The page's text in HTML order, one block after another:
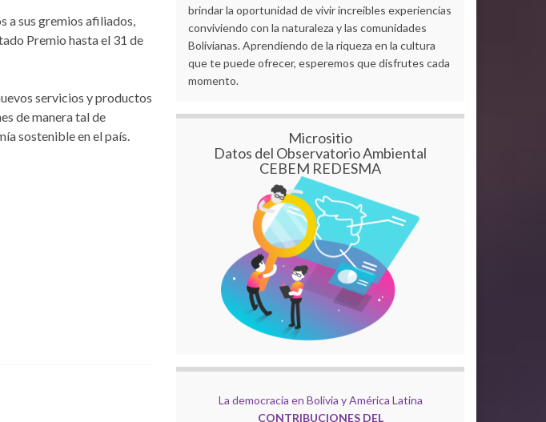
a sus gremios afiliados,
Premio hasta el 31 de
servicios y productos
de manera tal de
sostenible en el país.
brindar la oportunidad de vivir increíbles experiencias
conviviendo con la naturaleza y las comunidades
Bolivianas. Aprendiendo de la riqueza en la cultura
que te puede ofrecer, esperemos que disfrutes cada
momento.
Micrositio
Datos del Observatorio Ambiental
CEBEM REDESMA
La democracia en Bolivia y América Latina
CONTRIBUCIONES DEL